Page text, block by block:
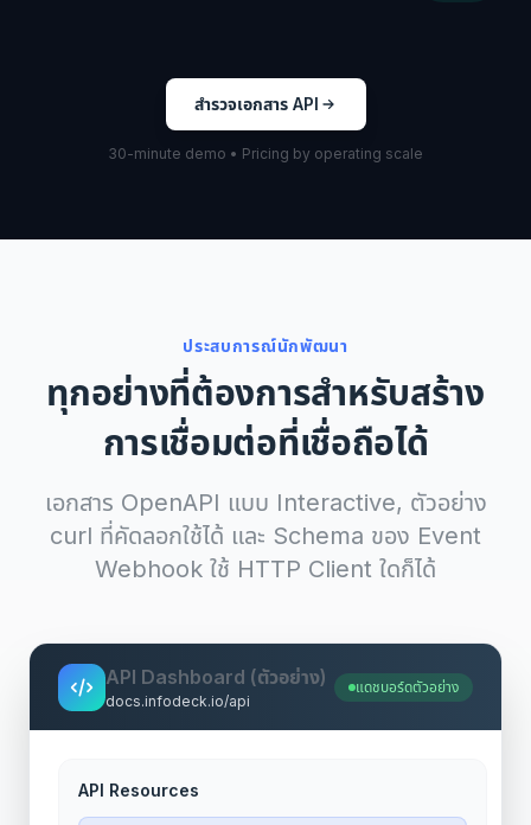
สำรวจเอกสาร API
30-minute demo • Pricing by operating scale
ประสบการณ์นักพัฒนา
ทุกอย่างที่ต้องการสำหรับสร้าง
การเชื่อมต่อที่เชื่อถือได้
เอกสาร OpenAPI แบบ Interactive, ตัวอย่าง
curl ที่คัดลอกใช้ได้ และ Schema ของ Event
Webhook ใช้ HTTP Client ใดก็ได้
API Dashboard (ตัวอย่าง)
docs.infodeck.io/api
แดชบอร์ดตัวอย่าง
API Resources